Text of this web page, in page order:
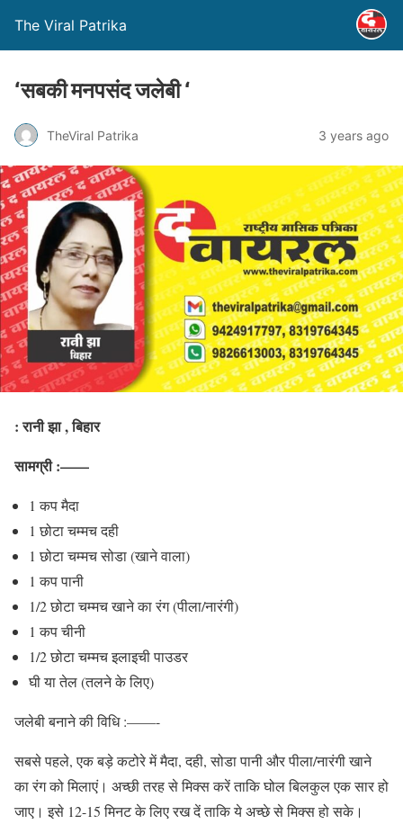
The Viral Patrika
‘सबकी मनपसंद जलेबी ‘
TheViral Patrika 3 years ago
: रानी झा , बिहार
सामग्री :——
1 कप मैदा
1 छोटा चम्मच दही
1 छोटा चम्मच सोडा (खाने वाला)
1 कप पानी
1/2 छोटा चम्मच खाने का रंग (पीला/नारंगी)
1 कप चीनी
1/2 छोटा चम्मच इलाइची पाउडर
घी या तेल (तलने के लिए)
जलेबी बनाने की विधि :——-
सबसे पहले, एक बड़े कटोरे में मैदा, दही, सोडा पानी और पीला/नारंगी खाने
का रंग को मिलाएं। अच्छी तरह से मिक्स करें ताकि घोल बिलकुल एक सार हो
जाए। इसे 12-15 मिनट के लिए रख दें ताकि ये अच्छे से मिक्स हो सके।